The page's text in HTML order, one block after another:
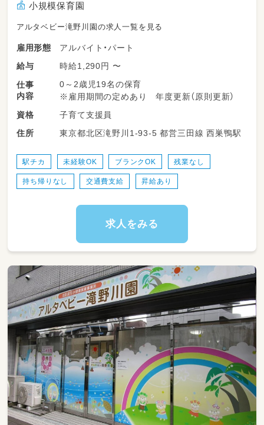
小規模保育園
アルタベビー滝野川園の求人一覧を見る
雇用形態
アルバイト・パート
給与
時給1,290円 〜
仕事
内容
0～2歳児19名の保育
※雇用期間の定めあり 年度更新（原則更新）
資格
子育て支援員
住所
東京都北区滝野川1-93-5 都営三田線 西巣鴨駅
駅チカ 未経験OK ブランクOK 残業なし
持ち帰りなし 交通費支給 昇給あり
求人をみる